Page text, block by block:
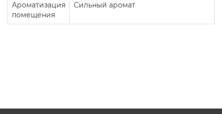
Ароматизация
помещения
Сильный аромат